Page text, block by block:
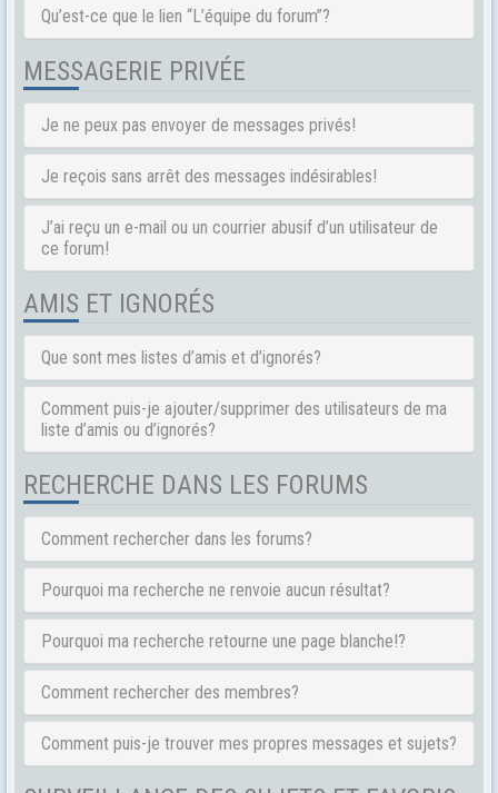
Qu’est-ce que le lien “L’équipe du forum”?
MESSAGERIE PRIVÉE
Je ne peux pas envoyer de messages privés!
Je reçois sans arrêt des messages indésirables!
J’ai reçu un e-mail ou un courrier abusif d’un utilisateur de
ce forum!
AMIS ET IGNORÉS
Que sont mes listes d’amis et d’ignorés?
Comment puis-je ajouter/supprimer des utilisateurs de ma
liste d’amis ou d’ignorés?
RECHERCHE DANS LES FORUMS
Comment rechercher dans les forums?
Pourquoi ma recherche ne renvoie aucun résultat?
Pourquoi ma recherche retourne une page blanche!?
Comment rechercher des membres?
Comment puis-je trouver mes propres messages et sujets?